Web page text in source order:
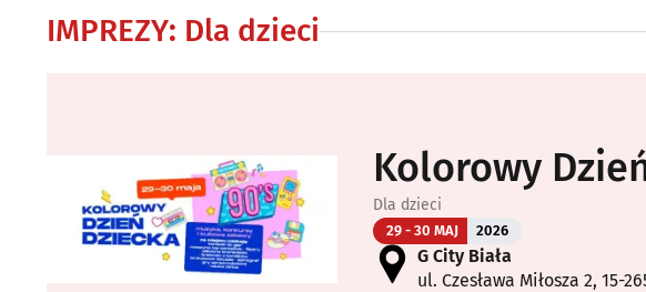
IMPREZY: Dla dzieci
Kolorowy
Dla dzieci
29 - 30 MAJ 2026
G City Biała
ul. Czesława Miłosza 2, 15-